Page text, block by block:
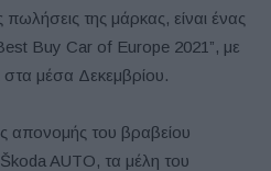
πωλήσεις της μάρκας, είναι ένας
Buy Car of Europe 2021”, με
στα μέσα Δεκεμβρίου.
απονομής του βραβείου
AUTO, τα μέλη του